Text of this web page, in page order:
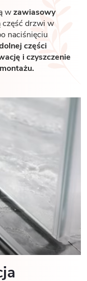
wzawiasowy
drzwi w
naciśnięciu
części
i czyszczenie